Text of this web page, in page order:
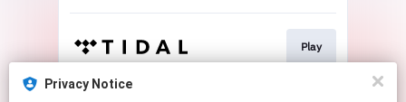
Play
Privacy Notice